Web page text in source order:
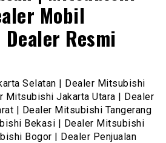
Mobil
Resmi
Selatan | Dealer Mitsubishi
Mitsubishi Jakarta Utara | Dealer
| Dealer Mitsubishi Tangerang
Bekasi | Dealer Mitsubishi
Bogor | Dealer Penjualan